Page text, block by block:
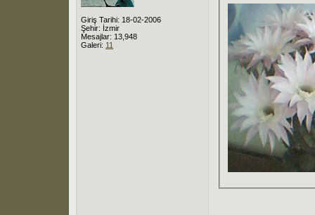
Giriş Tarihi: 18-02-2006
Şehir: İzmir
Mesajlar: 13,948
Galeri: 11